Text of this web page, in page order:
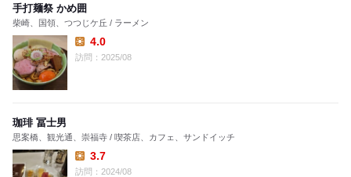
手打麺祭 かめ囲
柴崎、国領、つつじケ丘 / ラーメン
Lunch:
4.0
訪問：2025/08
珈琲 冨士男
思案橋、観光通、崇福寺 / 喫茶店、カフェ、サンドイッチ
Lunch:
3.7
訪問：2024/08